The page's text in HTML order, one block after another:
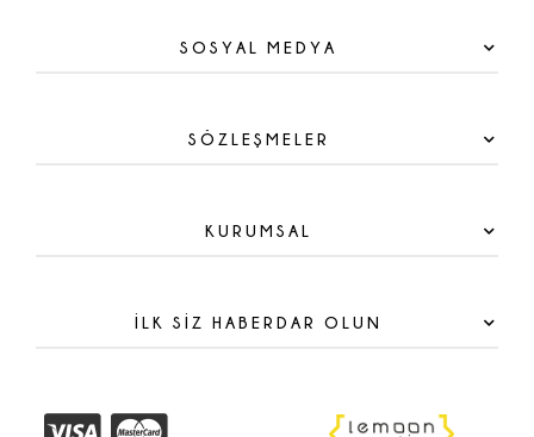
SOSYAL MEDYA
SÖZLEŞMELER
KURUMSAL
İLK SİZ HABERDAR OLUN